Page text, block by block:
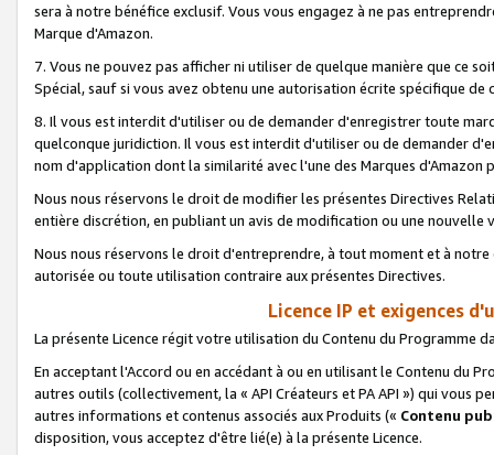
sera à notre bénéfice exclusif. Vous vous engagez à ne pas
Marque d'Amazon.
7. Vous ne pouvez pas afficher ni utiliser de quelque manière que ce
Spécial, sauf si vous avez obtenu une autorisation écrite spécifique de
8. Il vous est interdit d'utiliser ou de demander d'enregistrer toute
quelconque juridiction. Il vous est interdit d'utiliser ou de demander
nom d'application dont la similarité avec l'une des Marques
Nous nous réservons le droit de modifier les présentes Directives
entière discrétion, en publiant un avis de modification ou une nouvelle
Nous nous réservons le droit d'entreprendre, à tout moment et à
autorisée ou toute utilisation contraire aux présentes Directives.
Licence IP et exigences
La présente Licence régit votre utilisation du Contenu du Programme
En acceptant l'Accord ou en accédant à ou en utilisant le Contenu du
autres outils (collectivement, la « API Créateurs et PA API ») qui vous
autres informations et contenus associés aux Produits (« Contenu
disposition, vous acceptez d'être lié(e) à la présente Licence.